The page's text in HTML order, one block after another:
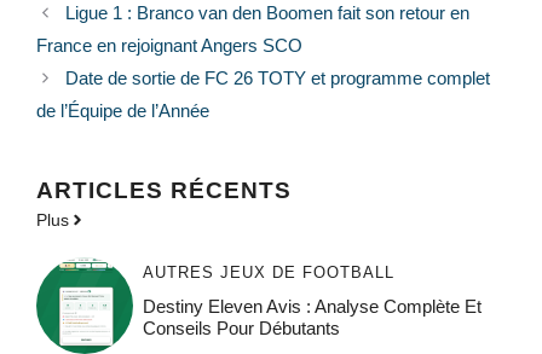
Ligue 1 : Branco van den Boomen fait son retour en
France en rejoignant Angers SCO
Date de sortie de FC 26 TOTY et programme complet
de l’Équipe de l’Année
ARTICLES RÉCENTS
Plus
AUTRES JEUX DE FOOTBALL
Destiny Eleven Avis : Analyse Complète Et
Conseils Pour Débutants